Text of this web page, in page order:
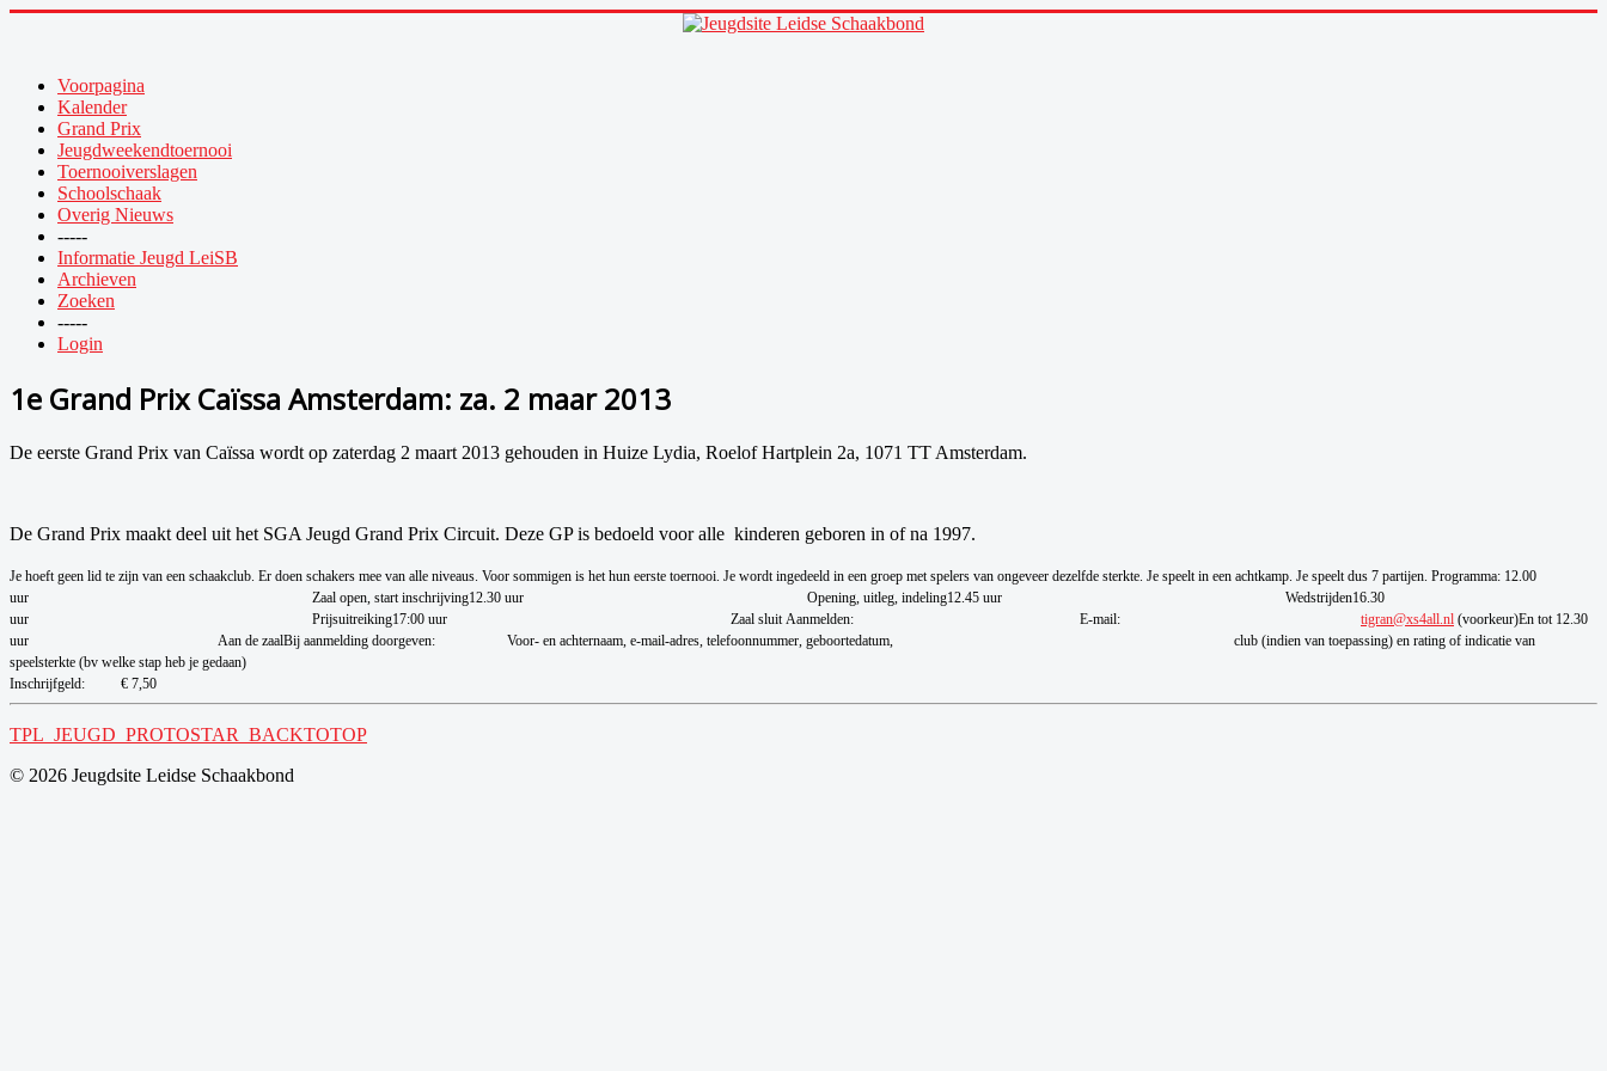
Voorpagina
Kalender
Grand Prix
Jeugdweekendtoernooi
Toernooiverslagen
Schoolschaak
Overig Nieuws
-----
Informatie Jeugd LeiSB
Archieven
Zoeken
-----
Login
1e Grand Prix Caïssa Amsterdam: za. 2 maar 2013
De eerste Grand Prix van Caïssa wordt op zaterdag 2 maart 2013 gehouden in Huize Lydia, Roelof Hartplein 2a, 1071 TT Amsterdam.
De Grand Prix maakt deel uit het SGA Jeugd Grand Prix Circuit. Deze GP is bedoeld voor alle kinderen geboren in of na 1997.
Je hoeft geen lid te zijn van een schaakclub. Er doen schakers mee van alle niveaus. Voor sommigen is het hun eerste toernooi. Je wordt ingedeeld in een groep met spelers van ongeveer dezelfde sterkte. Je speelt in een achtkamp. Je speelt dus 7 partijen. Programma: 12.00
uur
Zaal open, start inschrijving12.30 uur Opening, uitleg, indeling12.45 uur Wedstrijden16.30
uur
Prijsuitreiking17:00 uur Zaal sluit Aanmelden: E-mail: tigran@xs4all.nl (voorkeur)En tot 12.30
uur
Aan de zaalBij aanmelding doorgeven: Voor- en achternaam, e-mail-adres, telefoonnummer, geboortedatum, club (indien van toepassing) en rating of indicatie van
speelsterkte (bv welke stap heb je gedaan)
Inschrijfgeld:
€ 7,50
TPL_JEUGD_PROTOSTAR_BACKTOTOP
© 2026 Jeugdsite Leidse Schaakbond